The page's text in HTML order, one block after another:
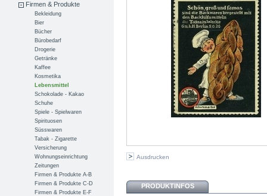
Firmen & Produkte
Bekleidung
Bier
Bücher
Bürobedarf
Drogerie
Getränke
Kaffee
Kosmetika
Lebensmittel
Schokolade - Kakao
Schuhe
Spiele - Spielwaren
Spirituosen
Süsswaren
Tabak - Zigarette
Versicherung
Wohnungseinrichtung
Zeitungen
Firmen & Produkte A-B
Firmen & Produkte C-D
Firmen & Produkte E-F
Ausdrucken
PRODUKTINFOS